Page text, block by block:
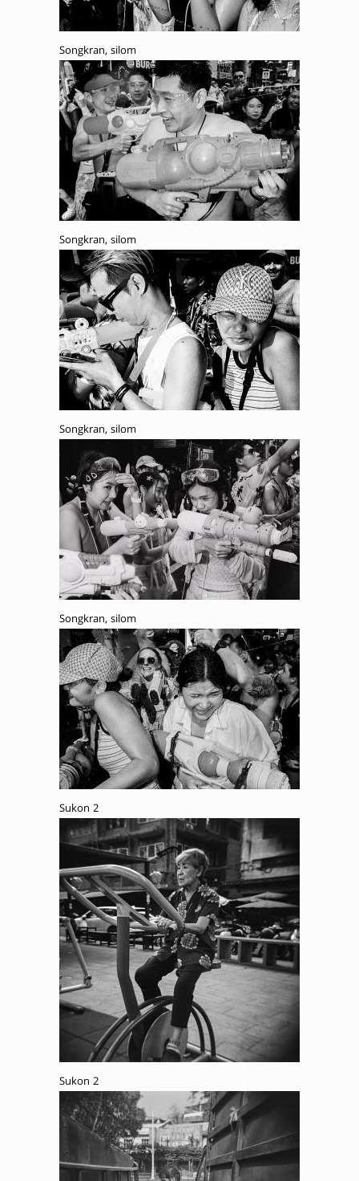
Songkran, silom
Songkran, silom
Songkran, silom
Songkran, silom
Sukon 2
Sukon 2